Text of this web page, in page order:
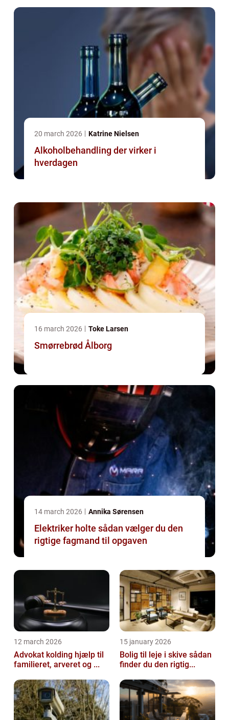
20 march 2026 Katrine Nielsen
Alkoholbehandling der virker i
hverdagen
16 march 2026 Toke Larsen
Smørrebrød Ålborg
14 march 2026 Annika Sørensen
Elektriker holte sådan vælger du den
rigtige fagmand til opgaven
12 march 2026
Advokat kolding hjælp til
familieret, arveret og ...
15 january 2026
Bolig til leje i skive sådan
finder du den rigtig...